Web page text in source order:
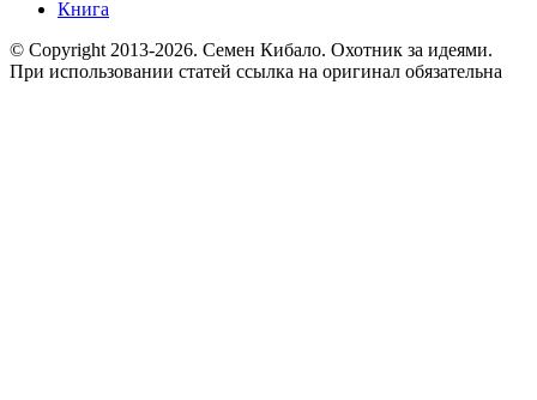
Книга
© Copyright 2013-2026. Семен Кибало. Охотник за идеями.
При использовании статей ссылка на оригинал обязательна